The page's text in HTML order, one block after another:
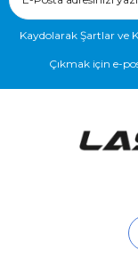
Kaydolarak Şartlar ve
Çıkmak için e-